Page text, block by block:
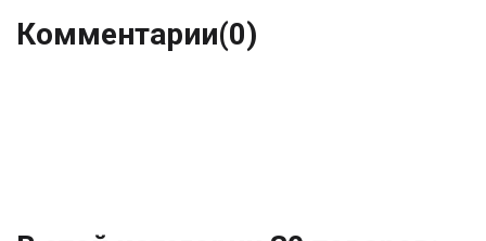
Комментарии(0)